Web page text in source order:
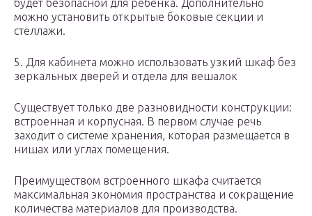
будет безопасной для ребенка. Дополнительно
можно установить открытые боковые секции и
стеллажи.
5. Для кабинета можно использовать узкий шкаф без
зеркальных дверей и отдела для вешалок
Существует только две разновидности конструкции:
встроенная и корпусная. В первом случае речь
заходит о системе хранения, которая размещается в
нишах или углах помещения.
Преимуществом встроенного шкафа считается
максимальная экономия пространства и сокращение
количества материалов для производства.